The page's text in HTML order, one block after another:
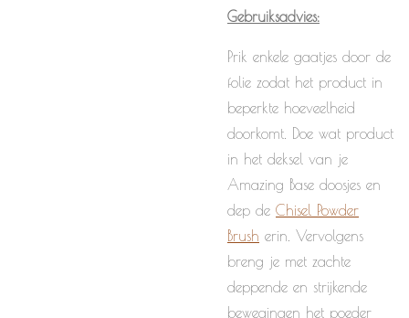
Gebruiksadvies:
Prik enkele gaatjes door de
folie zodat het product in
beperkte hoeveelheid
doorkomt. Doe wat product
in het deksel van je
Amazing Base doosjes en
dep de Chisel Powder
Brush erin. Vervolgens
breng je met zachte
deppende en strijkende
bewegingen het poeder